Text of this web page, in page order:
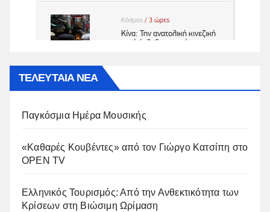
ΤΕΛΕΥΤΑΙΑ ΝΕΑ
Παγκόσμια Ημέρα Μουσικής
«Καθαρές Κουβέντες» από τον Γιώργο Κατσίπη στο
OPEN TV
Ελληνικός Τουρισμός: Από την Ανθεκτικότητα των
Κρίσεων στη Βιώσιμη Ωρίμαση